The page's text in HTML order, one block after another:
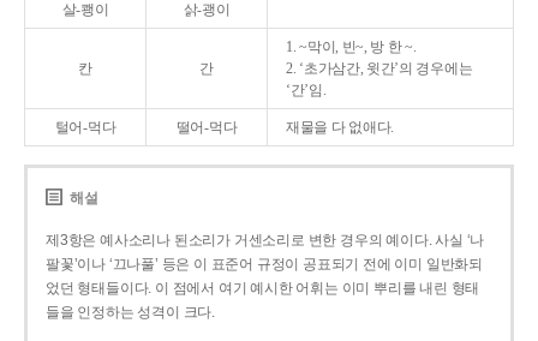
살-쾡이 삵-괭이
칸 간
1. ~막이, 빈~, 방 한 ~.
2. ‘초가삼간, 윗간’의 경우에는
‘간’임.
털어-먹다 떨어-먹다 재물을 다 없애다.
해설
제3항은 예사소리나 된소리가 거센소리로 변한 경우의 예이다. 사실 ‘나
팔꽃’이나 ‘끄나풀’ 등은 이 표준어 규정이 공표되기 전에 이미 일반화되
었던 형태들이다. 이 점에서 여기 예시한 어휘는 이미 뿌리를 내린 형태
들을 인정하는 성격이 크다.